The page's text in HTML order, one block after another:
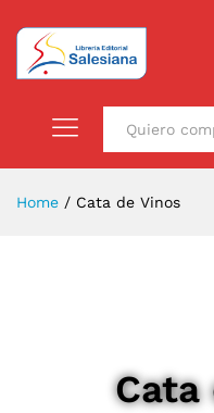
Home / Cata de Vinos
Cata